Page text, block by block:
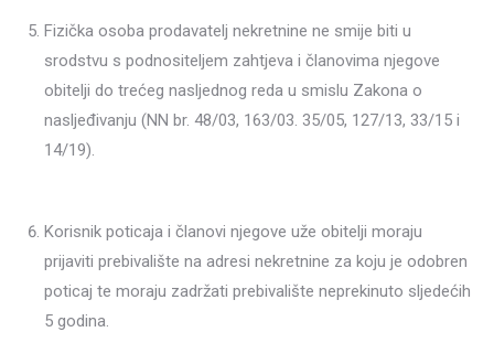
Fizička osoba prodavatelj nekretnine ne smije biti u
srodstvu s podnositeljem zahtjeva i članovima njegove
obitelji do trećeg nasljednog reda u smislu Zakona o
nasljeđivanju (NN br. 48/03, 163/03. 35/05, 127/13, 33/15 i
14/19).
Korisnik poticaja i članovi njegove uže obitelji moraju
prijaviti prebivalište na adresi nekretnine za koju je odobren
poticaj te moraju zadržati prebivalište neprekinuto sljedećih
5 godina.